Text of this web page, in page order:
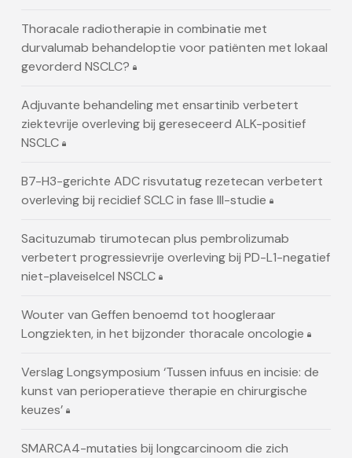
Thoracale radiotherapie in combinatie met
durvalumab behandeloptie voor patiënten met lokaal
gevorderd NSCLC?
Adjuvante behandeling met ensartinib verbetert
ziektevrije overleving bij gereseceerd ALK-positief
NSCLC
B7-H3-gerichte ADC risvutatug rezetecan verbetert
overleving bij recidief SCLC in fase III-studie
Sacituzumab tirumotecan plus pembrolizumab
verbetert progressievrije overleving bij PD-L1-negatief
niet-plaveiselcel NSCLC
Wouter van Geffen benoemd tot hoogleraar
Longziekten, in het bijzonder thoracale oncologie
Verslag Longsymposium ‘Tussen infuus en incisie: de
kunst van perioperatieve therapie en chirurgische
keuzes’
SMARCA4-mutaties bij longcarcinoom die zich